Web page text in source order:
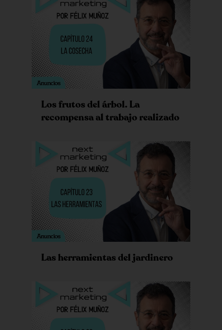
Los frutos del árbol. La
recompensa al trabajo realizado
Las herramientas del jardinero